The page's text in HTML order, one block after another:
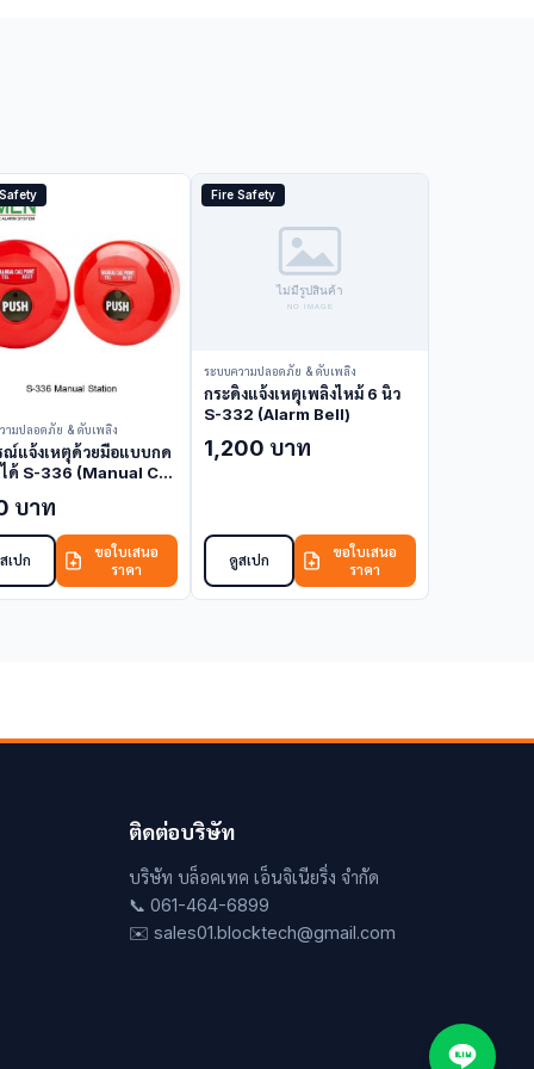
ามปลอดภัย & ดับเพลิง
ณ์แจ้งเหตุด้วยมือแบบกด
ด้ S-336 (Manual Call
บาท
เปก
ขอใบเสนอ
ราคา
Fire Safety
ระบบความปลอดภัย & ดับเพลิง
กระดิ่งแจ้งเหตุเพลิงไหม้ 6 นิ้ว
S-332 (Alarm Bell)
1,200 บาท
ดูสเปก
ขอใบเสนอ
ราคา
ติดต่อบริษัท
บริษัท บล็อคเทค เอ็นจิเนียริ่ง จำกัด
📞 061-464-6899
✉️ sales01.blocktech@gmail.com